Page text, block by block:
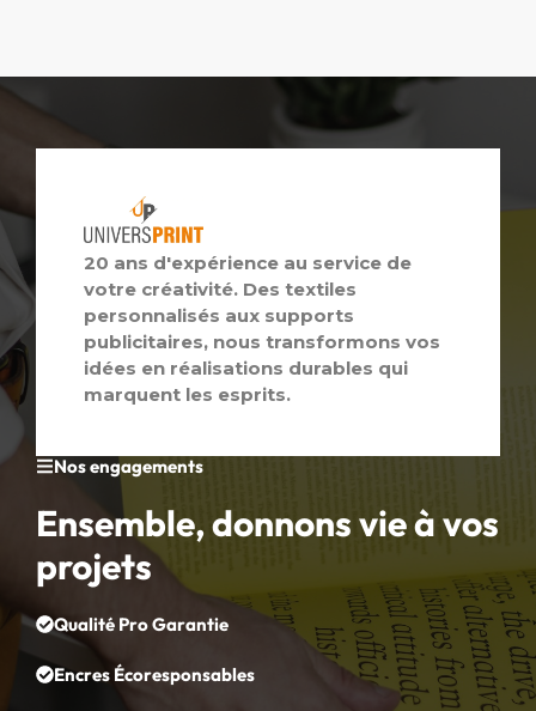
Nos engagements
Ensemble, donnons vie à vos
projets
Qualité Pro Garantie
Encres Écoresponsables
20 ans d'expérience au service de
votre créativité. Des textiles
personnalisés aux supports
publicitaires, nous transformons vos
idées en réalisations durables qui
marquent les esprits.